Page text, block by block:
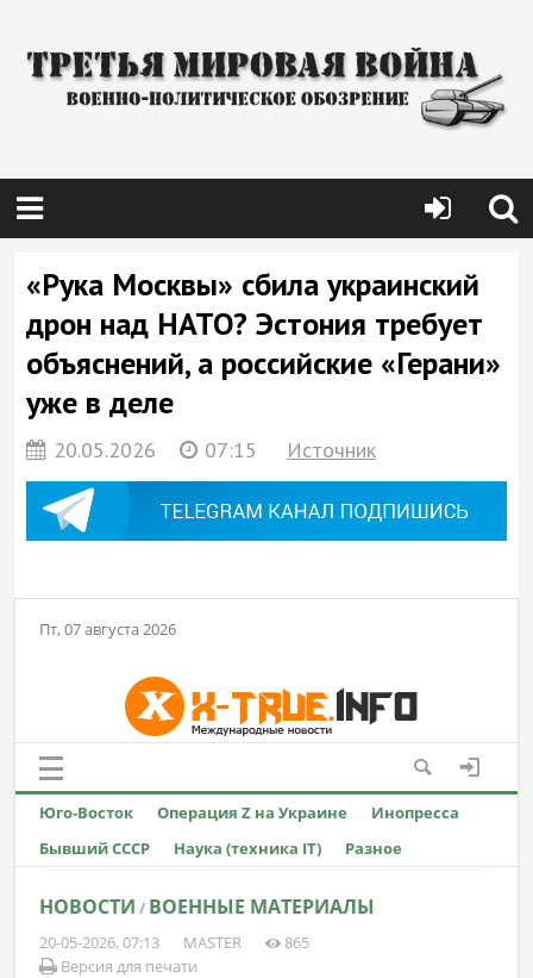
«Рука Москвы» сбила украинский
дрон над НАТО? Эстония требует
объяснений, а российские «Герани»
уже в деле
20.05.2026 07:15 Источник